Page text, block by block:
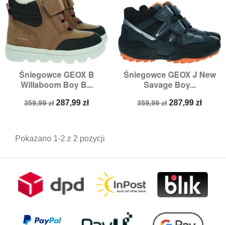
Śniegowce GEOX B
Willaboom Boy B...
Cena
359,99 zł Cena
287,99 zł
Śniegowce GEOX J New
Savage Boy...
Cena
359,99 zł Cena
287,99 zł
Pokazano 1-2 z 2 pozycji